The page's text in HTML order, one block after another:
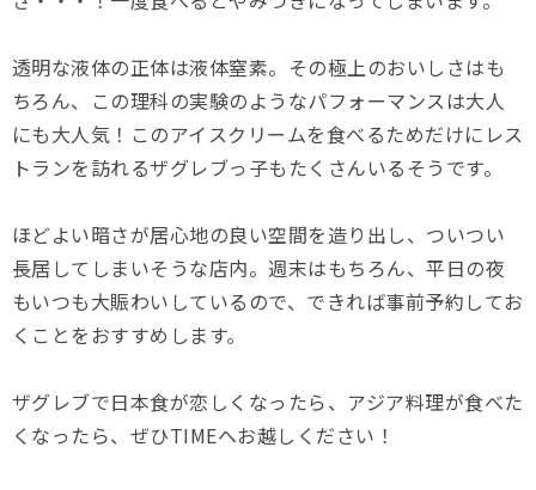
透明な液体の正体は液体窒素。その極上のおいしさはも
ちろん、この理科の実験のようなパフォーマンスは大人
にも大人気！このアイスクリームを食べるためだけにレス
トランを訪れるザグレブっ子もたくさんいるそうです。
ほどよい暗さが居心地の良い空間を造り出し、ついつい
長居してしまいそうな店内。週末はもちろん、平日の夜
もいつも大賑わいしているので、できれば事前予約してお
くことをおすすめします。
ザグレブで日本食が恋しくなったら、アジア料理が食べた
くなったら、ぜひTIMEへお越しください！